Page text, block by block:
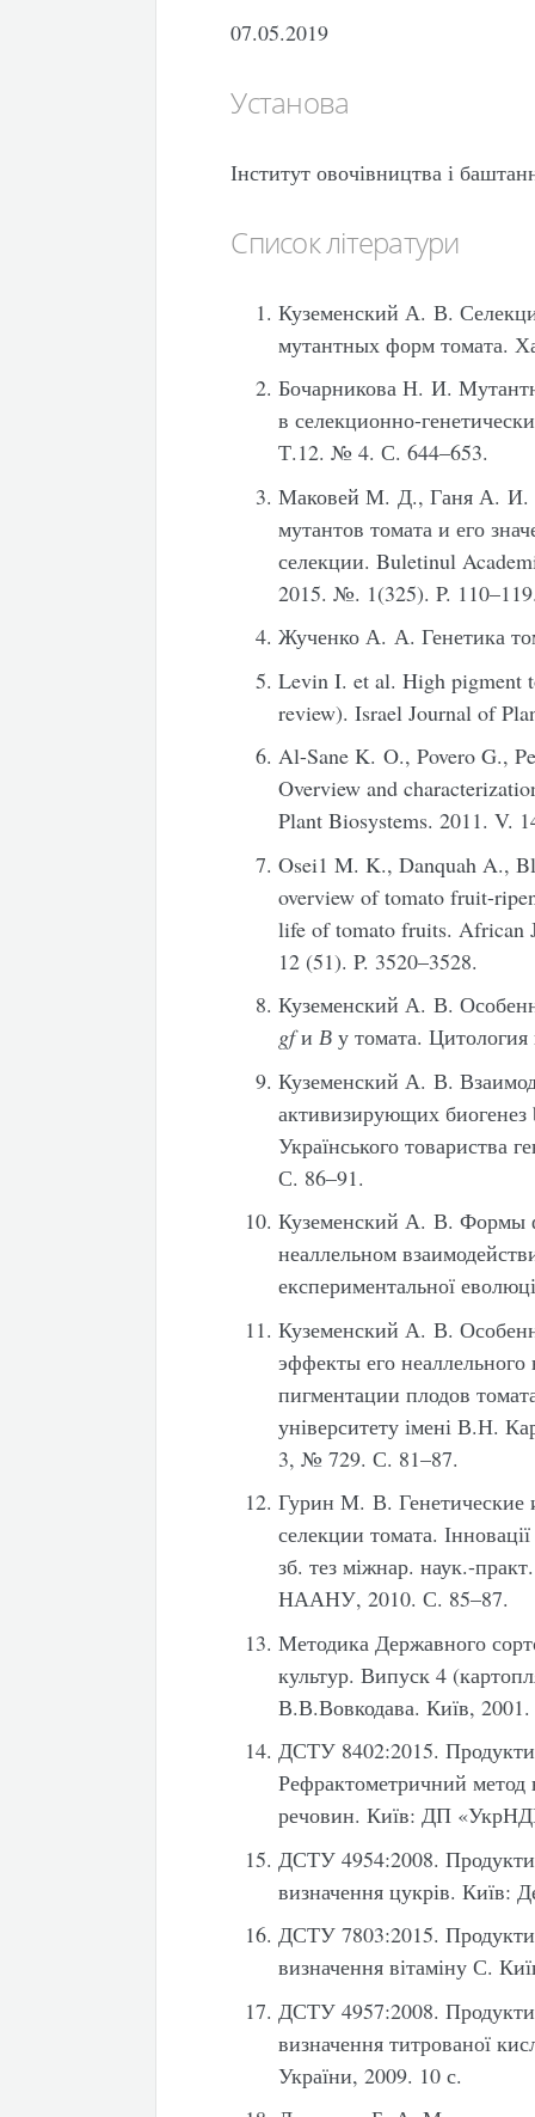
07.05.2019
Установа
Інститут овочівництва і
Список літератури
Куземенский А. В.
мутантных форм томата.
Бочарникова Н. И.
в селекционно-
Т.12. № 4. С. 644–653.
Маковей М. Д., Ганя А. И.
мутантов томата и его
селекции. Buletinul
2015. №. 1(325). P.
Жученко А. А. Генетика
Levin I. et al. High pigment
review). Israel Journal of
Al-Sane K. O., Povero G.,
Overview and
Plant Biosystems. 2011. V.
Osei1 M. K., Danquah A.,
overview of tomato fruit-
life of tomato fruits. African
12 (51). P. 3520–3528.
Куземенский А. В.
gfиВ у томата.
Куземенский А. В.
активизирующих биогенез
Українського товариства
С. 86–91.
Куземенский А. В. Формы
неаллельном
експериментальної
Куземенский А. В.
эффекты его
пигментации плодов
університету імені В.Н.
3, № 729. С. 81–87.
Гурин М. В. Генетические
селекции томата.
зб. тез міжнар. наук.-
НААНУ, 2010. С. 85–87.
Методика Державного
культур. Випуск 4
В.В.Вовкодава. Київ,
ДСТУ 8402:2015. Продукти
Рефрактометричний метод
речовин. Київ: ДП
ДСТУ 4954:2008. Продукти
визначення цукрів. Київ:
ДСТУ 7803:2015. Продукти
визначення вітаміну С.
ДСТУ 4957:2008. Продукти
визначення титрованої
України, 2009. 10 с.